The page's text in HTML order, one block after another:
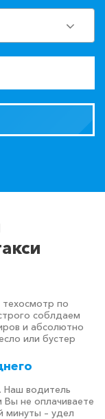
по
соблдаем
и абсолютно
или бустер
Наш водитель
не оплачиваете
минуты – удел